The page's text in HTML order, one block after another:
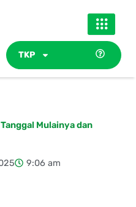
TKP
Mulainya dan
9:06 am